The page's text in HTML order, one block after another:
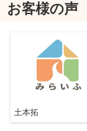
お客様の声
土本拓